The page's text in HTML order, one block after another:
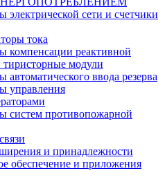
электрической сети и счетчики
тока
компенсации реактивной
модули
автоматического ввода резерва
управления
систем противопожарной
и принадлежности
обеспечение и приложения